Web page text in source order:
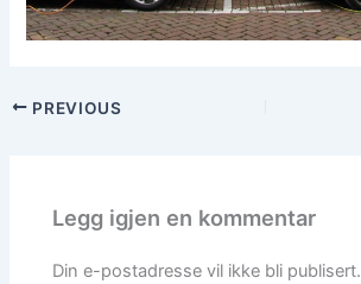
PREVIOUS
Legg igjen en kommentar
Din e-postadresse vil ikke bli publisert.